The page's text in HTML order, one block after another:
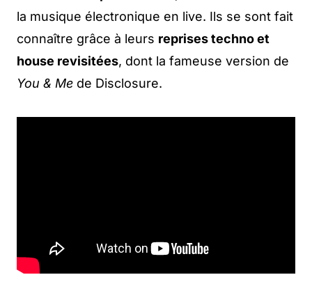
la musique électronique en live. Ils se sont fait
connaître grâce à leurs reprises techno et
house revisitées, dont la fameuse version de
You & Me de Disclosure.